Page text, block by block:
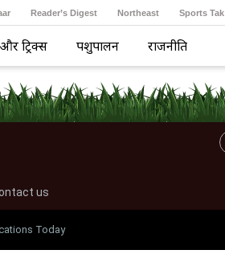
Reader’s Digest Northeast Sports Tak
ट्रिक्स पशुपालन राजनीति
us
Today